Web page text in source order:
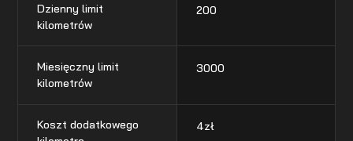
Dzienny limit
kilometrów
200
Miesięczny limit
kilometrów
3000
Koszt dodatkowego
4zł